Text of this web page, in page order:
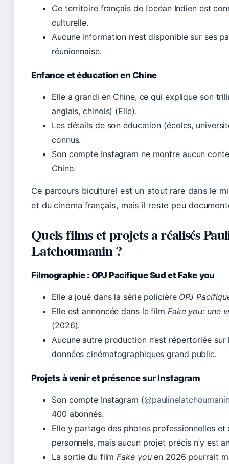
Ce territoire français de l’océan Indien est
culturelle.
Aucune information n’est disponible sur ses
réunionnaise.
Enfance et éducation en Chine
Elle a grandi en Chine, ce qui explique son
anglais, chinois) (Elle).
Les détails de son éducation (écoles,
connus.
Son compte Instagram ne montre aucun
Chine.
Ce parcours biculturel est un atout rare dans le
et du cinéma français, mais il reste peu
Quels films et projets a réalisés
Latchoumanin ?
Filmographie : OPJ Pacifique Sud et Fake you
Elle a joué dans la série policière OPJ
Elle est annoncée dans le film Fake you: une
(2026).
Aucune autre production n’est répertoriée sur
données cinématographiques grand public.
Projets à venir et présence sur Instagram
Son compte Instagram (
400 abonnés.
Elle y partage des photos professionnelles et
personnels, mais aucun projet précis n’y est
La sortie du filmFake youen 2026 pourrait